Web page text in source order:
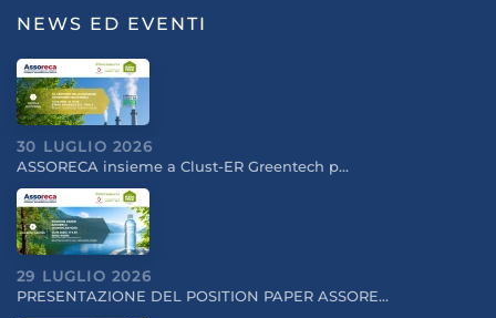
NEWS ED EVENTI
30 LUGLIO 2026
ASSORECA insieme a Clust-ER Greentech p…
29 LUGLIO 2026
PRESENTAZIONE DEL POSITION PAPER ASSORE…